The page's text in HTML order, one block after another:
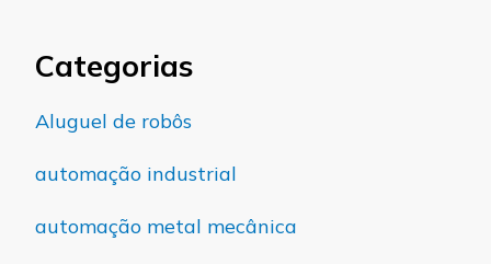
Categorias
Aluguel de robôs
automação industrial
automação metal mecânica